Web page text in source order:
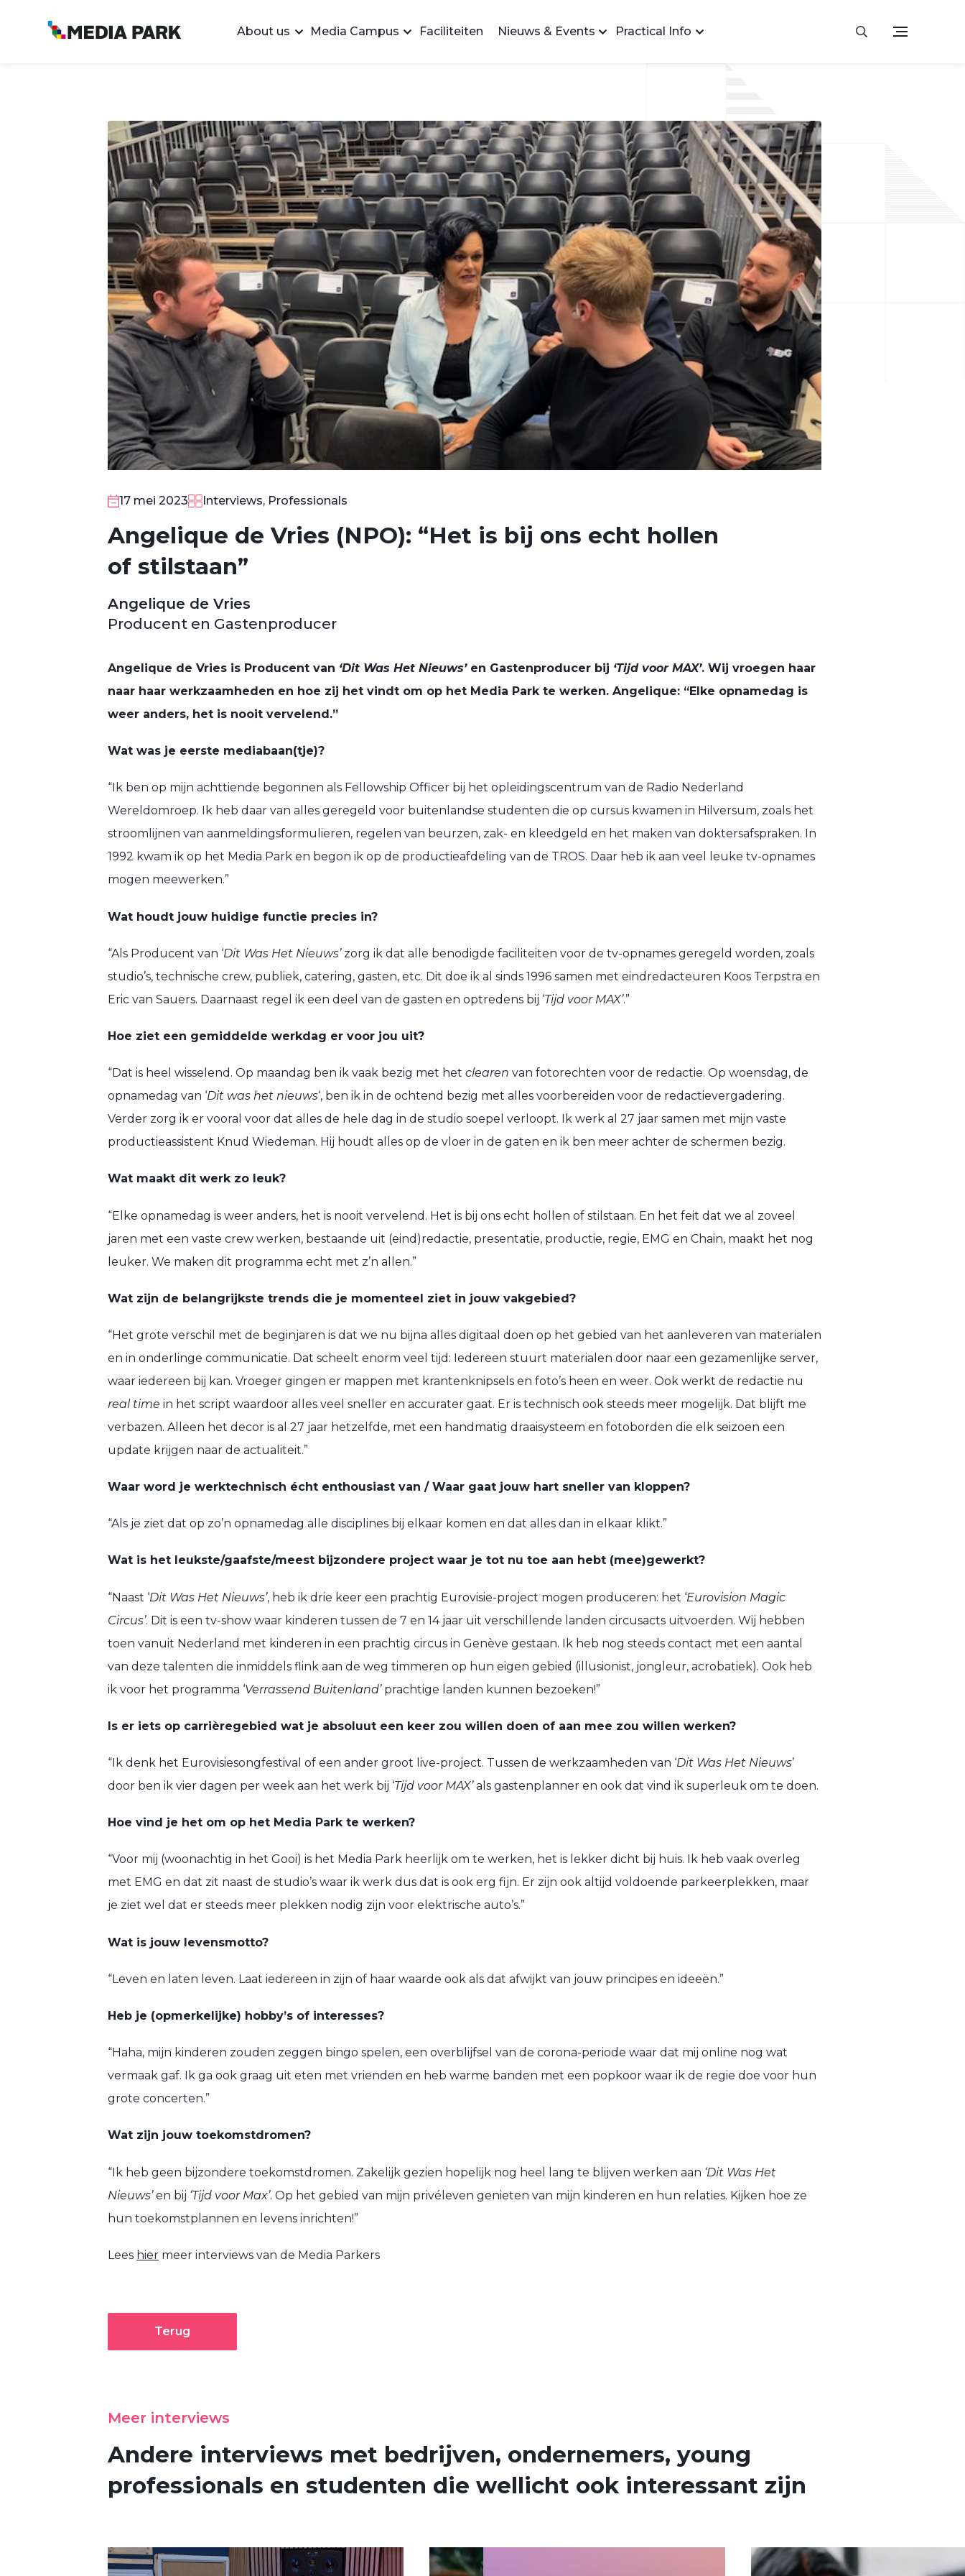
About us Media Campus Faciliteiten Nieuws & Events Practical Info
17 mei 2023 Interviews, Professionals
Angelique de Vries (NPO): “Het is bij ons echt hollen
of stilstaan”
Angelique de Vries
Producent en Gastenproducer
Angelique de Vries is Producent van ‘Dit Was Het Nieuws’ en Gastenproducer bij ‘Tijd voor MAX’. Wij vroegen haar
naar haar werkzaamheden en hoe zij het vindt om op het Media Park te werken. Angelique: “Elke opnamedag is
weer anders, het is nooit vervelend.”
Wat was je eerste mediabaan(tje)?
“Ik ben op mijn achttiende begonnen als Fellowship Officer bij het opleidingscentrum van de Radio Nederland
Wereldomroep. Ik heb daar van alles geregeld voor buitenlandse studenten die op cursus kwamen in Hilversum, zoals het
stroomlijnen van aanmeldingsformulieren, regelen van beurzen, zak- en kleedgeld en het maken van doktersafspraken. In
1992 kwam ik op het Media Park en begon ik op de productieafdeling van de TROS. Daar heb ik aan veel leuke tv-opnames
mogen meewerken.”
Wat houdt jouw huidige functie precies in?
“Als Producent van ‘Dit Was Het Nieuws’zorg ik dat alle benodigde faciliteiten voor de tv-opnames geregeld worden, zoals
studio’s, technische crew, publiek, catering, gasten, etc. Dit doe ik al sinds 1996 samen met eindredacteuren Koos Terpstra en
Eric van Sauers. Daarnaast regel ik een deel van de gasten en optredens bij ‘Tijd voor MAX’.”
Hoe ziet een gemiddelde werkdag er voor jou uit?
“Dat is heel wisselend. Op maandag ben ik vaak bezig met het clearen van fotorechten voor de redactie. Op woensdag, de
opnamedag van ‘Dit was het nieuws‘, ben ik in de ochtend bezig met alles voorbereiden voor de redactievergadering.
Verder zorg ik er vooral voor dat alles de hele dag in de studio soepel verloopt. Ik werk al 27 jaar samen met mijn vaste
productieassistent Knud Wiedeman. Hij houdt alles op de vloer in de gaten en ik ben meer achter de schermen bezig.
Wat maakt dit werk zo leuk?
“Elke opnamedag is weer anders, het is nooit vervelend. Het is bij ons echt hollen of stilstaan. En het feit dat we al zoveel
jaren met een vaste crew werken, bestaande uit (eind)redactie, presentatie, productie, regie, EMG en Chain, maakt het nog
leuker. We maken dit programma echt met z’n allen.”
Wat zijn de belangrijkste trends die je momenteel ziet in jouw vakgebied?
“Het grote verschil met de beginjaren is dat we nu bijna alles digitaal doen op het gebied van het aanleveren van materialen
en in onderlinge communicatie. Dat scheelt enorm veel tijd: Iedereen stuurt materialen door naar een gezamenlijke server,
waar iedereen bij kan. Vroeger gingen er mappen met krantenknipsels en foto’s heen en weer. Ook werkt de redactie nu
real time in het script waardoor alles veel sneller en accurater gaat. Er is technisch ook steeds meer mogelijk. Dat blijft me
verbazen. Alleen het decor is al 27 jaar hetzelfde, met een handmatig draaisysteem en fotoborden die elk seizoen een
update krijgen naar de actualiteit.”
Waar word je werktechnisch écht enthousiast van / Waar gaat jouw hart sneller van kloppen?
“Als je ziet dat op zo’n opnamedag alle disciplines bij elkaar komen en dat alles dan in elkaar klikt.”
Wat is het leukste/gaafste/meest bijzondere project waar je tot nu toe aan hebt (mee)gewerkt?
“Naast ‘Dit Was Het Nieuws’, heb ik drie keer een prachtig Eurovisie-project mogen produceren: het ‘Eurovision Magic
Circus’. Dit is een tv-show waar kinderen tussen de 7 en 14 jaar uit verschillende landen circusacts uitvoerden. Wij hebben
toen vanuit Nederland met kinderen in een prachtig circus in Genève gestaan. Ik heb nog steeds contact met een aantal
van deze talenten die inmiddels flink aan de weg timmeren op hun eigen gebied (illusionist, jongleur, acrobatiek). Ook heb
ik voor het programma ‘Verrassend Buitenland’prachtige landen kunnen bezoeken!”
Is er iets op carrièregebied wat je absoluut een keer zou willen doen of aan mee zou willen werken?
“Ik denk het Eurovisiesongfestival of een ander groot live-project. Tussen de werkzaamheden van ‘Dit Was Het Nieuws’
door ben ik vier dagen per week aan het werk bij ‘Tijd voor MAX’als gastenplanner en ook dat vind ik superleuk om te doen.
Hoe vind je het om op het Media Park te werken?
“Voor mij (woonachtig in het Gooi) is het Media Park heerlijk om te werken, het is lekker dicht bij huis. Ik heb vaak overleg
met EMG en dat zit naast de studio’s waar ik werk dus dat is ook erg fijn. Er zijn ook altijd voldoende parkeerplekken, maar
je ziet wel dat er steeds meer plekken nodig zijn voor elektrische auto’s.”
Wat is jouw levensmotto?
“Leven en laten leven. Laat iedereen in zijn of haar waarde ook als dat afwijkt van jouw principes en ideeën.”
Heb je (opmerkelijke) hobby’s of interesses?
“Haha, mijn kinderen zouden zeggen bingo spelen, een overblijfsel van de corona-periode waar dat mij online nog wat
vermaak gaf. Ik ga ook graag uit eten met vrienden en heb warme banden met een popkoor waar ik de regie doe voor hun
grote concerten.”
Wat zijn jouw toekomstdromen?
“Ik heb geen bijzondere toekomstdromen. Zakelijk gezien hopelijk nog heel lang te blijven werken aan ‘Dit Was Het
Nieuws’en bij ‘Tijd voor Max’. Op het gebied van mijn privéleven genieten van mijn kinderen en hun relaties. Kijken hoe ze
hun toekomstplannen en levens inrichten!”
Lees hier meer interviews van de Media Parkers
Terug
Meer interviews
Andere interviews met bedrijven, ondernemers, young
professionals en studenten die wellicht ook interessant zijn